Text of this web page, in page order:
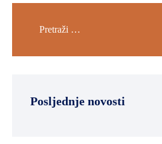
Posljednje novosti